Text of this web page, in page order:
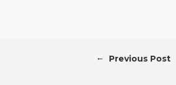
← Previous Post